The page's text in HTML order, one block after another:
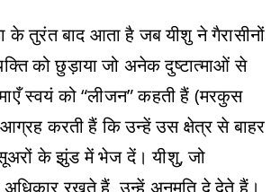
के तुरंत बाद आता है जब यीशु ने गैरासीनों
को छुड़ाया जो अनेक दुष्टात्माओं से
स्वयं को “लीजन” कहती हैं (मरकुस
करती हैं कि उन्हें उस क्षेत्र से बाहर
के झुंड में भेज दें। यीशु, जो
अधिकार रखते हैं, उन्हें अनुमति दे देते हैं।